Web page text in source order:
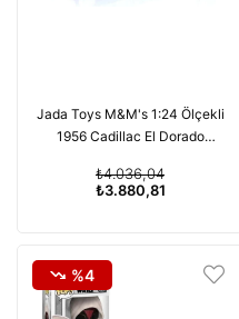
Jada Toys M&M's 1:24 Ölçekli
1956 Cadillac El Dorado
₺3.880,81
₺4.036,04
%4